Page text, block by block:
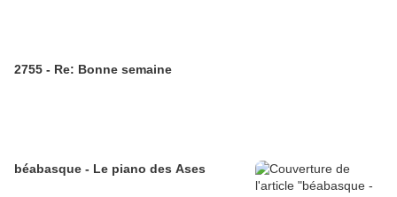
2755 - Re: Bonne semaine
béabasque - Le piano des Ases